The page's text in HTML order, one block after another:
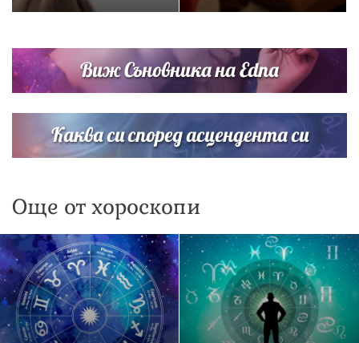
Виж Съновника на Edna
Каква си според асцендента си
Още от хороскопи